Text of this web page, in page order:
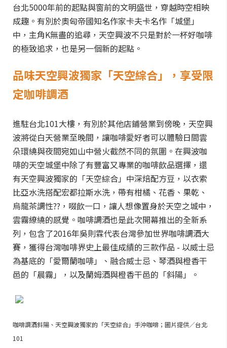
台北5000年前的起點與窗前的文明盛世，穿越時空相映
成趣。有別於奧匈帝國知名作家卡夫卡名作「城堡」
中，主角K無盡的追尋，天空興波不只是對於一杯好咖啡
的極致追求，也是另一個新的起點。
品味天空興波獨家「天空綜合」，享受限
定咖啡調酒
進駐台北101大樓，有別於其他店鋪營業到傍晚，天空興
波將從白天營業至晚間，讓咖啡愛好者可以體驗日間雲
朵環繞與夜間宛如山中營火截然不同的氛圍。在興波咖
啡的天空城堡中除了有豐富又專業的咖啡飲品選擇，還
有天空興波獨家的「天空綜合」中深焙配方豆，以衣索
比亞水洗搭配宏都拉斯水洗，帶有柑橘、花香、果乾、
烏龍茶調性??，啜飲一口，讓人想像置身於天空之城中，
雲霧繚繞的感覺。咖啡調酒也是此次開幕推出的全新系
列，包含了2016年吳則霖代表台灣參加世界咖啡調酒大
賽，獲得台灣咖啡界史上最佳成績的三款作品 - 以威士忌
為基底的「愛爾蘭咖啡」、融合威士忌、琴酒與橙香干
邑的「晨霧」，以及蘭姆酒與橙香干邑的「斜陽」。
咖啡調酒斜陽、天空興波獨家的「天空綜合」手沖咖啡；圖片提供／台北
101